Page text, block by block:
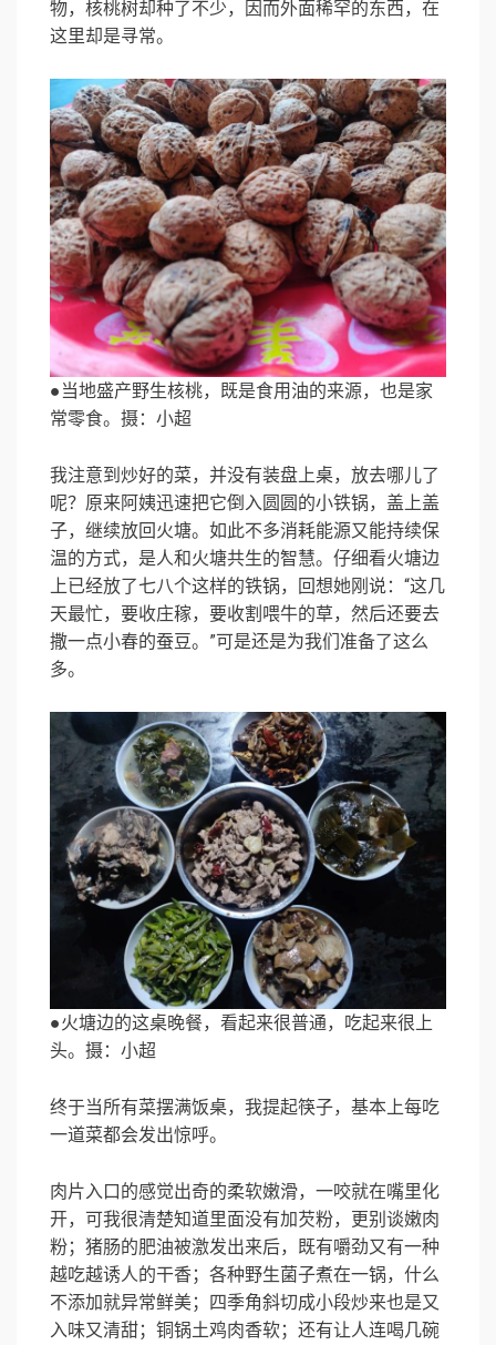
物，核桃树却种了不少，因而外面稀罕的东西，在
这里却是寻常。
●当地盛产野生核桃，既是食用油的来源，也是家
常零食。摄：小超
我注意到炒好的菜，并没有装盘上桌，放去哪儿了
呢？原来阿姨迅速把它倒入圆圆的小铁锅，盖上盖
子，继续放回火塘。如此不多消耗能源又能持续保
温的方式，是人和火塘共生的智慧。仔细看火塘边
上已经放了七八个这样的铁锅，回想她刚说：“这几
天最忙，要收庄稼，要收割喂牛的草，然后还要去
撒一点小春的蚕豆。”可是还是为我们准备了这么
多。
●火塘边的这桌晚餐，看起来很普通，吃起来很上
头。摄：小超
终于当所有菜摆满饭桌，我提起筷子，基本上每吃
一道菜都会发出惊呼。
肉片入口的感觉出奇的柔软嫩滑，一咬就在嘴里化
开，可我很清楚知道里面没有加芡粉，更别谈嫩肉
粉；猪肠的肥油被激发出来后，既有嚼劲又有一种
越吃越诱人的干香；各种野生菌子煮在一锅，什么
不添加就异常鲜美；四季角斜切成小段炒来也是又
入味又清甜；铜锅土鸡肉香软；还有让人连喝几碗